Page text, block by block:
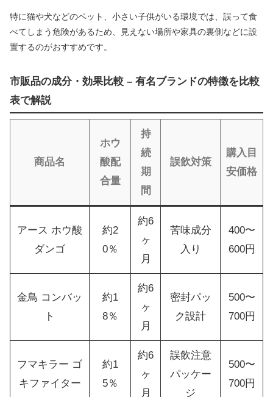
特に猫や犬などのペット、小さい子供がいる環境では、誤って食
べてしまう危険があるため、見えない場所や家具の裏側などに設
置するのがおすすめです。
市販品の成分・効果比較 – 有名ブランドの特徴を比較
表で解説
商品名
ホウ
酸配
合量
持
続
期
間
誤飲対策
購入目
安価格
アース ホウ酸
ダンゴ
約2
0％
約6
ヶ
月
苦味成分
入り
400〜
600円
金鳥 コンバッ
ト
約1
8％
約6
ヶ
月
密封パッ
ク設計
500〜
700円
フマキラー ゴ
キファイター
約1
5％
約6
ヶ
月
誤飲注意
パッケー
ジ
500〜
700円